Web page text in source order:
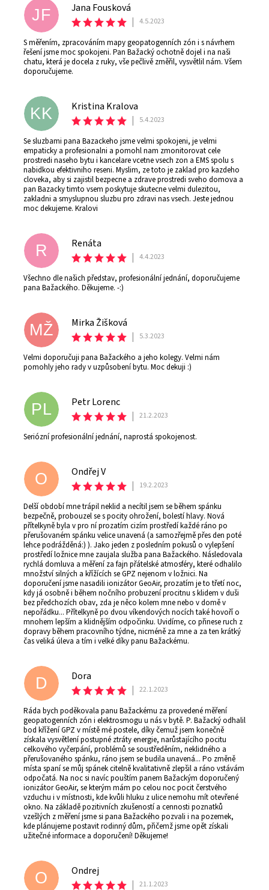
JF
Jana Fousková
| 4.5.2023
S měřením, zpracováním mapy geopatogenních zón i s návrhem
řešení jsme moc spokojeni. Pan Bažacký ochotně dojel i na naši
chatu, která je docela z ruky, vše pečlivě změřil, vysvětlil nám. Všem
doporučujeme.
KK
Kristina Kralova
|
5.4.2023
Se sluzbami pana Bazackeho jsme velmi spokojeni, je velmi
empaticky a profesionalni a pomohl nam zmonitorovat cele
prostredi naseho bytu i kancelare vcetne vsech zon a EMS spolu s
nabidkou efektivniho reseni. Myslim, ze toto je zaklad pro kazdeho
cloveka, aby si zajistil bezpecne a zdrave prostredi sveho domova a
pan Bazacky timto vsem poskytuje skutecne velmi dulezitou,
zakladni a smyslupnou sluzbu pro zdravi nas vsech. Jeste jednou
moc dekujeme. Kralovi
R
Renáta
| 4.4.2023
Všechno dle našich představ, profesionální jednání, doporučujeme
pana Bažackého. Děkujeme. -:)
MŽ
Mirka Žišková
|
5.3.2023
Velmi doporučuji pana Bažackého a jeho kolegy. Velmi nám
pomohly jeho rady v uzpůsobení bytu. Moc dekuji :)
PL
Petr Lorenc
| 21.2.2023
Seriózní profesionální jednání, naprostá spokojenost.
O
Ondřej V
|
19.2.2023
Delší období mne trápil neklid a necítil jsem se během spánku
bezpečně, probouzel se s pocity ohrožení, bolestí hlavy. Nová
přítelkyně byla v pro ní prozatím cizím prostředí každé ráno po
přerušovaném spánku velice unavená (a samozřejmě přes den poté
lehce podrážděná:) ). Jako jeden z posledním pokusů o vylepšení
prostředí ložnice mne zaujala služba pana Bažackého. Následovala
rychlá domluva a měření za fajn přátelské atmosféry, které odhalilo
množství silných a křížících se GPZ nejenom v ložnici. Na
doporučení jsme nasadili ionizátor GeoAir, prozatím je to třetí noc,
kdy já osobně i během nočního probuzení procitnu s klidem v duši
bez předchozích obav, zda je něco kolem mne nebo v domě v
nepořádku... Přítelkyně po dvou víkendových nocích také hovoří o
mnohem lepším a klidnějším odpočinku. Uvidíme, co přinese ruch z
dopravy během pracovního týdne, nicméně za mne a za ten krátký
čas veliká úleva a tím i velké díky panu Bažackému.
D
Dora
| 22.1.2023
Ráda bych poděkovala panu Bažackému za provedené měření
geopatogenních zón i elektrosmogu u nás v bytě. P. Bažacký odhalil
bod křížení GPZ v místě mé postele, díky čemuž jsem konečně
získala vysvětlení postupné ztráty energie, narůstajícího pocitu
celkového vyčerpání, problémů se soustředěním, neklidného a
přerušovaného spánku, ráno jsem se budila unavená... Po změně
místa spaní se můj spánek citelně kvalitativně zlepšil a ráno vstávám
odpočatá. Na noc si navíc pouštím panem Bažackým doporučený
ionizátor GeoAir, se kterým mám po celou noc pocit čerstvého
vzduchu i v místnosti, kde kvůli hluku z ulice nemohu mít otevřené
okno. Na základě pozitivních zkušeností a cennosti poznatků
vzešlých z měření jsme si pana Bažackého pozvali i na pozemek,
kde plánujeme postavit rodinný dům, přičemž jsme opět získali
užitečné informace a doporučení! Děkujeme!
O
Ondrej
| 21.1.2023